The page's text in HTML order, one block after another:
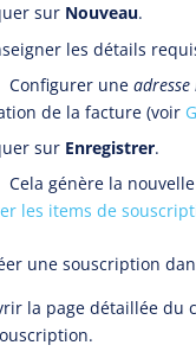
sur Nouveau.
les détails
Configurer une adresse
de la facture (voir
sur Enregistrer.
Cela génère la
les items de
une souscription
la page détaillée du